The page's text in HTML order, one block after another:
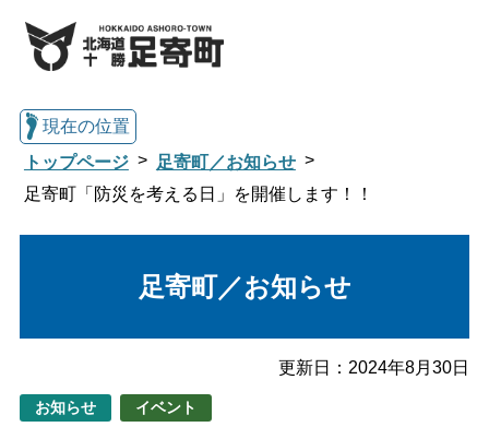
足寄町について
現在の位置
トップページ
足寄町／お知らせ
足寄町「防災を考える日」を開催します！！
足寄町／お知らせ
お知らせ イベント
更新日： 2024年8月30日